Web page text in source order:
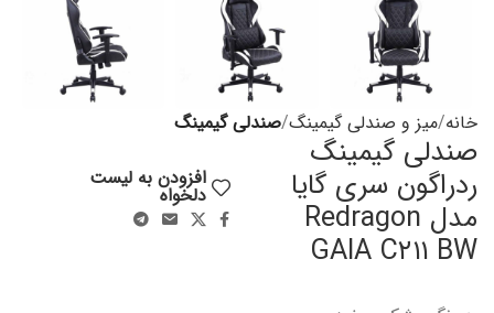
خانه میز و صندلی گیمینگ صندلی گیمینگ
صندلی گیمینگ
ردراگون سری گایا
مدل Redragon
GAIA C۲۱۱ BW
افزودن به لیست
دلخواه